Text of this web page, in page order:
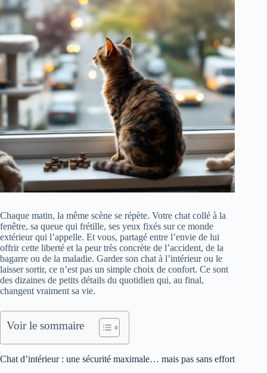
Chaque matin, la même scène se répète. Votre chat collé à la
fenêtre, sa queue qui frétille, ses yeux fixés sur ce monde
extérieur qui l’appelle. Et vous, partagé entre l’envie de lui
offrir cette liberté et la peur très concrète de l’accident, de la
bagarre ou de la maladie. Garder son chat à l’intérieur ou le
laisser sortir, ce n’est pas un simple choix de confort. Ce sont
des dizaines de petits détails du quotidien qui, au final,
changent vraiment sa vie.
Voir le sommaire
Chat d’intérieur : une sécurité maximale… mais pas sans effort